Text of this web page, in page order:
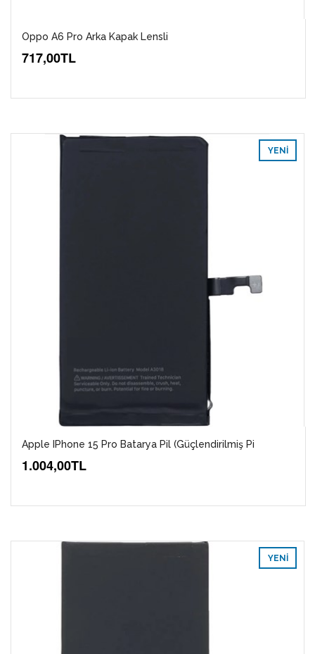
Oppo A6 Pro Arka Kapak Lensli
717,00TL
YENI
Apple IPhone 15 Pro Batarya Pil (Güçlendirilmiş Pi
1.004,00TL
YENI